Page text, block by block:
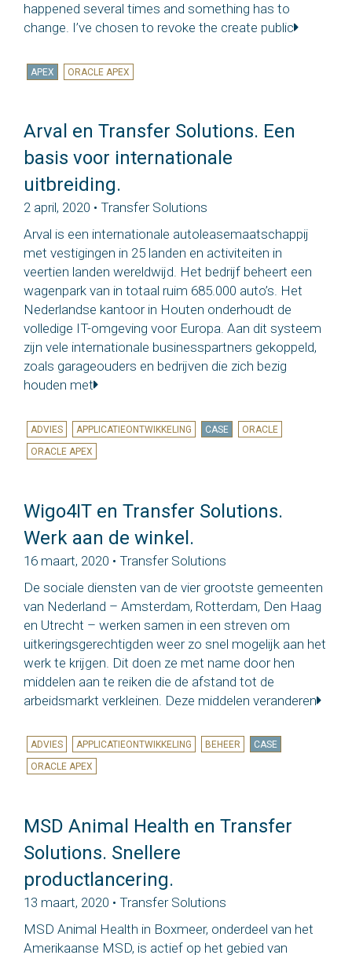
happened several times and something has to
change. I’ve chosen to revoke the create public
APEX ORACLE APEX
Arval en Transfer Solutions. Een
basis voor internationale
uitbreiding.
2 april, 2020 • Transfer Solutions
Arval is een internationale autoleasemaatschappij
met vestigingen in 25 landen en activiteiten in
veertien landen wereldwijd. Het bedrijf beheert een
wagenpark van in totaal ruim 685.000 auto’s. Het
Nederlandse kantoor in Houten onderhoudt de
volledige IT-omgeving voor Europa. Aan dit systeem
zijn vele internationale businesspartners gekoppeld,
zoals garageouders en bedrijven die zich bezig
houden met
ADVIES APPLICATIEONTWIKKELING CASE ORACLE
ORACLE APEX
Wigo4IT en Transfer Solutions.
Werk aan de winkel.
16 maart, 2020 • Transfer Solutions
De sociale diensten van de vier grootste gemeenten
van Nederland – Amsterdam, Rotterdam, Den Haag
en Utrecht – werken samen in een streven om
uitkeringsgerechtigden weer zo snel mogelijk aan het
werk te krijgen. Dit doen ze met name door hen
middelen aan te reiken die de afstand tot de
arbeidsmarkt verkleinen. Deze middelen veranderen
ADVIES APPLICATIEONTWIKKELING BEHEER CASE
ORACLE APEX
MSD Animal Health en Transfer
Solutions. Snellere
productlancering.
13 maart, 2020 • Transfer Solutions
MSD Animal Health in Boxmeer, onderdeel van het
Amerikaanse MSD, is actief op het gebied van